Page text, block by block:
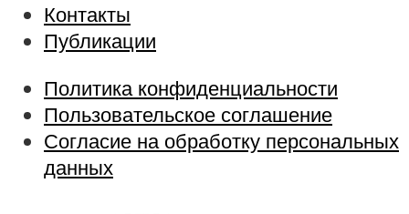
Контакты
Публикации
Политика конфиденциальности
Пользовательское соглашение
Согласие на обработку персональных
данных